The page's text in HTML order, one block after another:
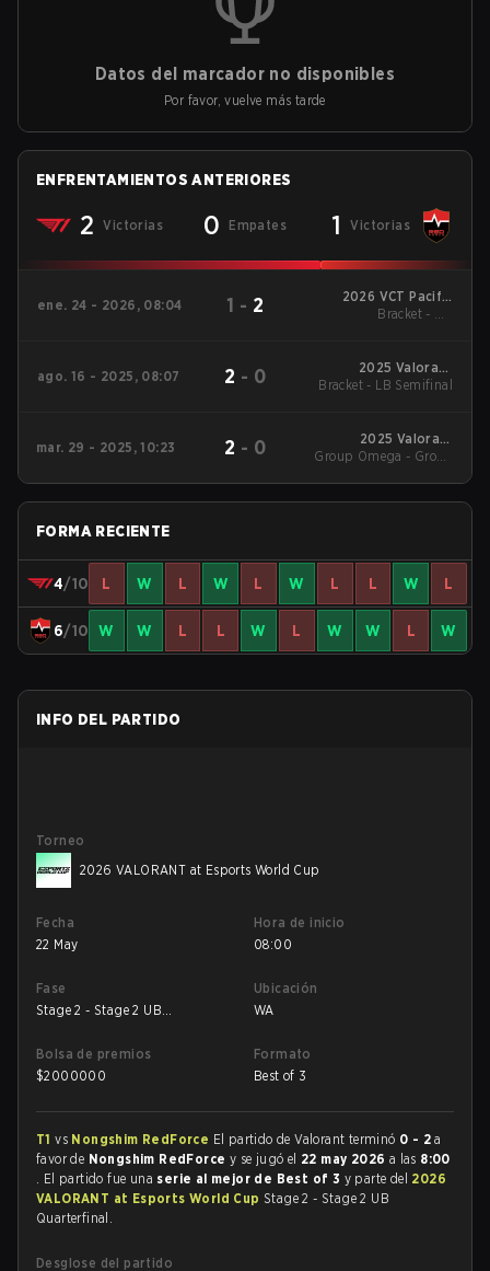
Datos del marcador no disponibles
Por favor, vuelve más tarde
ENFRENTAMIENTOS ANTERIORES
2 Victorias 0 Empates 1 Victorias
ene. 24 - 2026, 08:04 1 - 2
2026 VCT Pacific
Kickoff
Bracket - UB
ago. 16 - 2025, 08:07 2 - 0
2025 Valorant
Champions Tour:
Bracket - LB Semifinal
mar. 29 - 2025, 10:23 2 - 0
2025 Valorant
Champions Tour:
Group Omega - Group
FORMA RECIENTE
4/10 L W L W L W L L W L
6/10 W W L L W L W W L W
INFO DEL PARTIDO
Torneo
2026 VALORANT at Esports World Cup
Fecha
22 May
Hora de inicio
08:00
Fase
Stage 2 - Stage 2 UB
Ubicación
WA
Bolsa de premios
$2000000
Formato
Best of 3
T1vs Nongshim RedForce El partido de Valorant terminó 0 - 2 a
favor de Nongshim RedForce y se jugó el 22 may 2026 a las 8:00
. El partido fue una serie al mejor de Best of 3 y parte del 2026
VALORANT at Esports World Cup Stage 2 - Stage 2 UB
Quarterfinal.
Desglose del partido